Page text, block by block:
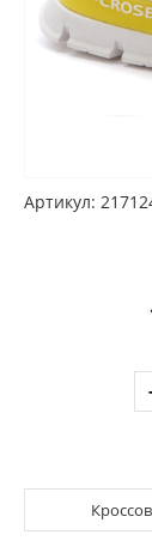
Артикул: